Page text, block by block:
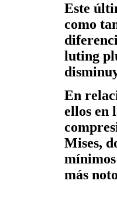
Este
como
luting
En
ellos en
Mises,
más